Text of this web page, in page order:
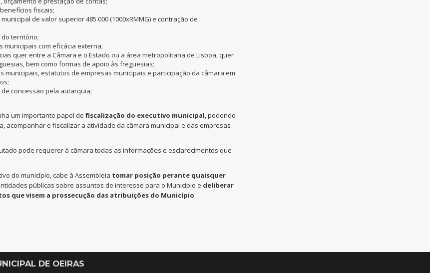
fiscais;
de valor superior 485.000 (1000xRMMG) e contração de
território;
municipais com eficácia externa;
quer entre a Câmara e o Estado ou a área metropolitana de Lisboa, quer
bem como formas de apoio às freguesias;
municipais, estatutos de empresas municipais e participação da câmara em
concessão pela autarquia;
um importante papel de fiscalização do executivo municipal, podendo
acompanhar e fiscalizar a atividade da câmara municipal e das empresas
pode requerer à câmara todas as informações e esclarecimentos que
do município, cabe à Assembleia tomar posição perante quaisquer
públicas sobre assuntos de interesse para o Município e deliberar
que visem a prossecução das atribuições do Município.
DE OEIRAS